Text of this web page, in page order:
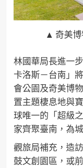
▲ 奇美博
林國華局長進一
卡洛斯－台南」
會公園及奇美博
置主題棲息地與
球唯一的「超級
家齊聚臺南，為
觀旅局補充，造
鼓文創園區，或